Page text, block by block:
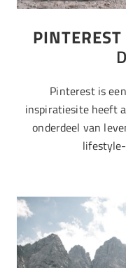
Pinterest is
inspiratiesite heeft
onderdeel van